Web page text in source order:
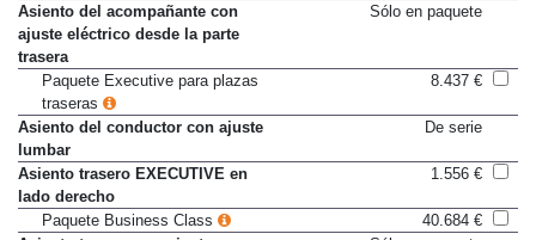
Asiento del acompañante con
ajuste eléctrico desde la parte
trasera
Sólo en paquete
Paquete Executive para plazas
traseras
8.437 €
Asiento del conductor con ajuste
lumbar
De serie
Asiento trasero EXECUTIVE en
lado derecho
1.556 €
Paquete Business Class
40.684 €